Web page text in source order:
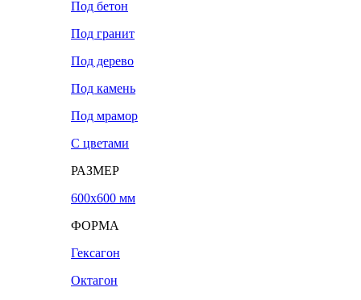
Под бетон
Под гранит
Под дерево
Под камень
Под мрамор
С цветами
РАЗМЕР
600х600 мм
ФОРМА
Гексагон
Октагон